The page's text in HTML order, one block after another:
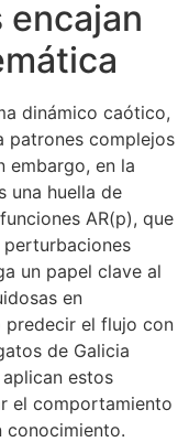
encajan
dinámico caótico,
patrones complejos
embargo, en la
una huella de
AR(p), que
un papel clave al
en
predecir el flujo con
de Galicia
estos
el comportamiento
conocimiento.